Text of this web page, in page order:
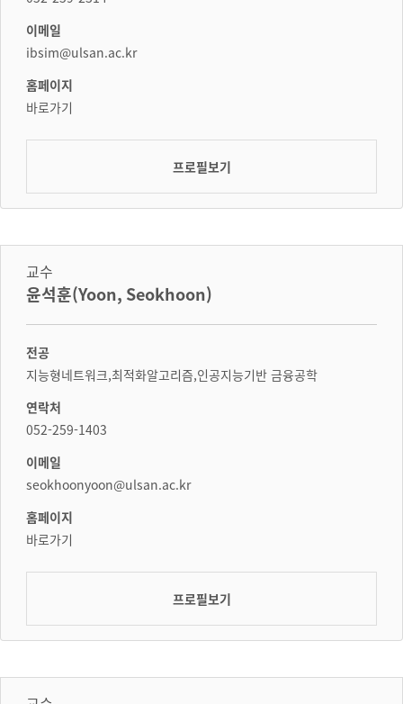
이메일
ibsim@ulsan.ac.kr
홈페이지
바로가기
프로필보기
교수
윤석훈(Yoon, Seokhoon)
전공
지능형네트워크,최적화알고리즘,인공지능기반 금융공학
연락처
052-259-1403
이메일
seokhoonyoon@ulsan.ac.kr
홈페이지
바로가기
프로필보기